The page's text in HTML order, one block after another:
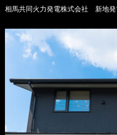
相馬共同火力発電株式会社 新地